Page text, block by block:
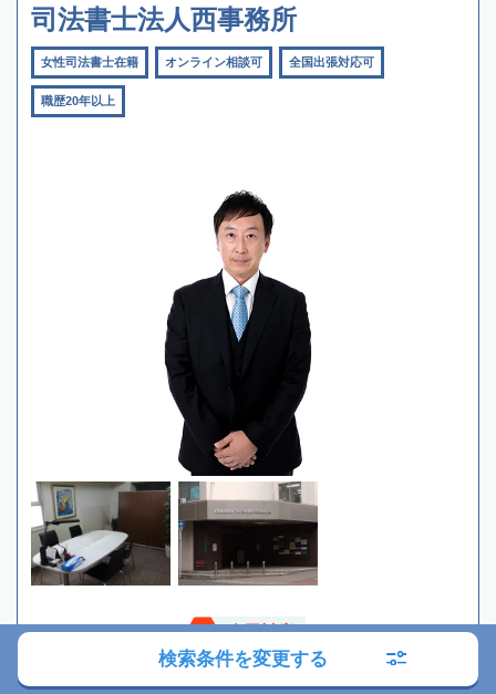
司法書士法人西事務所
女性司法書士在籍 オンライン相談可 全国出張対応可
職歴20年以上
全国対応
検索条件を変更する